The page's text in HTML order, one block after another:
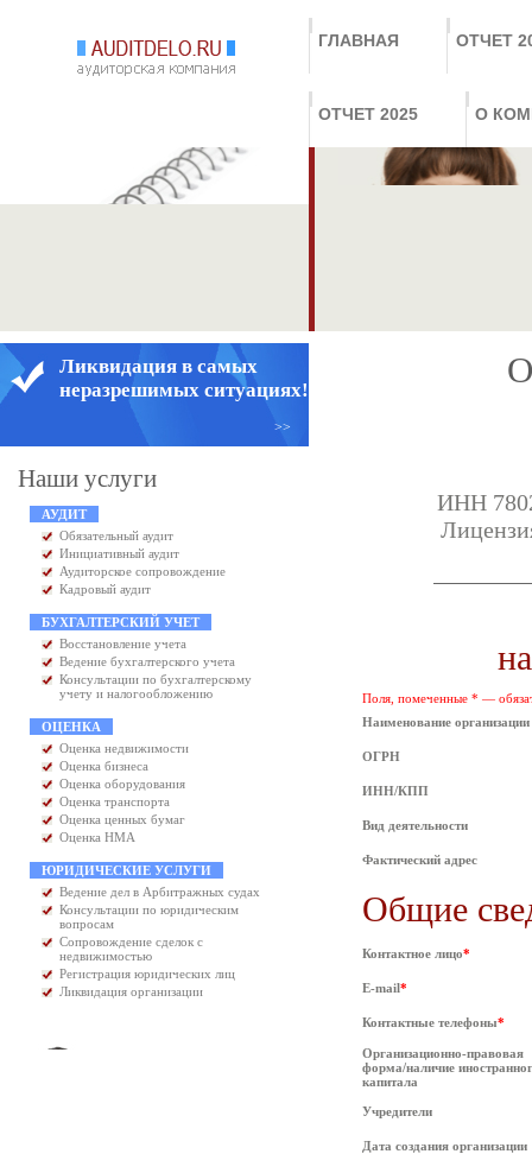
ГЛАВНАЯ ОТЧЕТ
ОТЧЕТ 2025 О
Ликвидация в самых
неразрешимых ситуациях!
>>
Наши услуги
АУДИТ
Обязательный аудит
Инициативный аудит
Аудиторское сопровождение
Кадровый аудит
БУХГАЛТЕРСКИЙ УЧЕТ
Восстановление учета
Ведение бухгалтерского учета
Консультации по бухгалтерскому
учету и налогообложению
ОЦЕНКА
Оценка недвижимости
Оценка бизнеса
Оценка оборудования
Оценка транспорта
Оценка ценных бумаг
Оценка НМА
ЮРИДИЧЕСКИЕ УСЛУГИ
Ведение дел в Арбитражных судах
Консультации по юридическим
вопросам
Сопровождение сделок с
недвижимостью
Регистрация юридических лиц
Ликвидация организации
ИНН
Поля, помеченные * —
Наименование организации
ОГРН
ИНН/КПП
Вид деятельности
Фактический адрес
Общие
Контактное лицо*
E-mail*
Контактные телефоны*
Организационно-правовая
форма/наличие
капитала
Учредители
Дата создания организации